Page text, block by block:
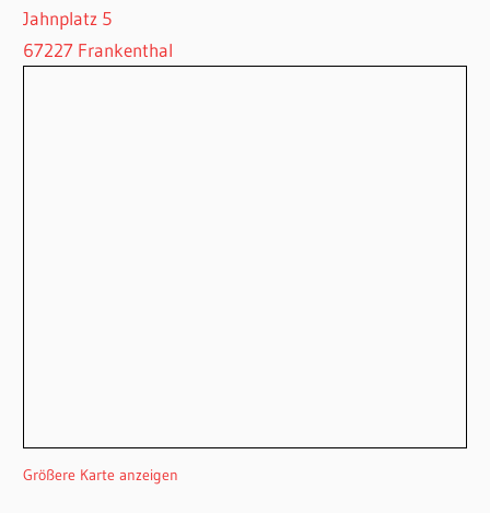
Jahnplatz 5
67227 Frankenthal
Größere Karte anzeigen